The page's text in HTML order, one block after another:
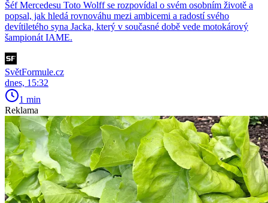
Šéf Mercedesu Toto Wolff se rozpovídal o svém osobním životě a
popsal, jak hledá rovnováhu mezi ambicemi a radostí svého
devítiletého syna Jacka, který v současné době vede motokárový
šampionát IAME.
SvětFormule.cz
dnes, 15:32
1 min
Reklama